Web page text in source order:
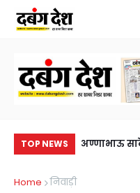
TOP NEWS
एक आरोपी
horse
अण्णाभाऊ
Home निवाड़ी